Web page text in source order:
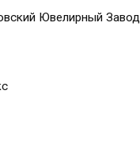
Ювелирный Завод